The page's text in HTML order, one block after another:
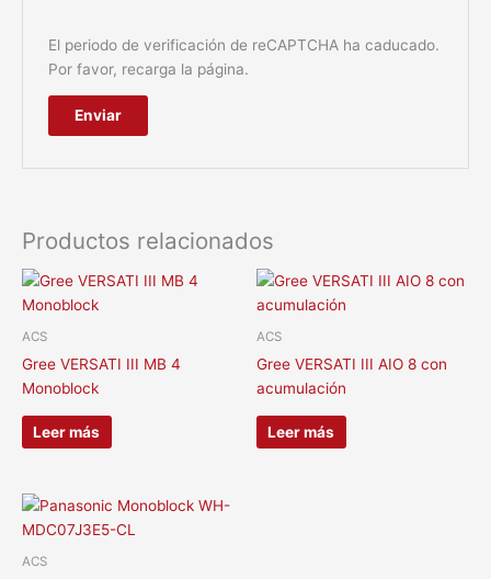
El periodo de verificación de reCAPTCHA ha caducado.
Por favor, recarga la página.
Productos relacionados
ACS
Gree VERSATI III MB 4
Monoblock
Leer más
ACS
Gree VERSATI III AIO 8 con
acumulación
Leer más
ACS